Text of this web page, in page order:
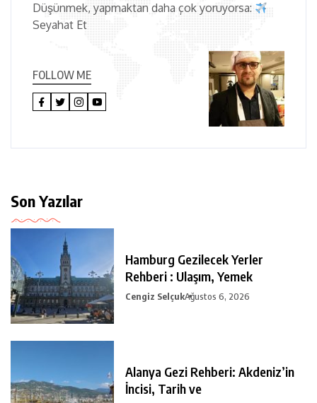
Düşünmek, yapmaktan daha çok yoruyorsa:
Seyahat Et
FOLLOW ME
Son Yazılar
Hamburg Gezilecek Yerler
Rehberi : Ulaşım, Yemek
Cengiz SelçukAğustos 6, 2026
Alanya Gezi Rehberi: Akdeniz’in
İncisi, Tarih ve